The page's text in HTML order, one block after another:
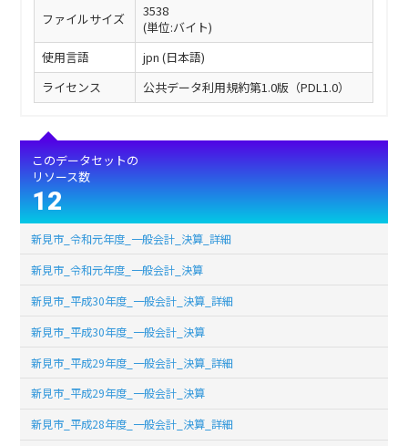
ファイルサイズ
3538
(単位:バイト)
使用言語
jpn (日本語)
ライセンス
公共データ利用規約第1.0版（PDL1.0）
このデータセットの
リソース数
12
新見市_令和元年度_一般会計_決算_詳細
新見市_令和元年度_一般会計_決算
新見市_平成30年度_一般会計_決算_詳細
新見市_平成30年度_一般会計_決算
新見市_平成29年度_一般会計_決算_詳細
新見市_平成29年度_一般会計_決算
新見市_平成28年度_一般会計_決算_詳細